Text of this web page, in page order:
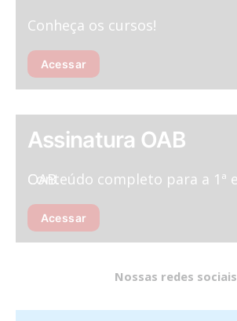
Conheça os cursos!
Acessar
Assinatura OAB
Conteúdo completo para a 1ª e 2ª fase da OAB.
Acessar
Nossas redes sociais